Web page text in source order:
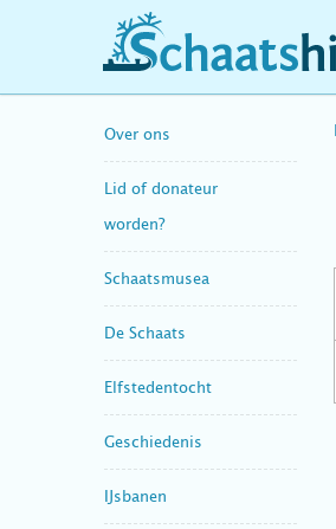
schaatshistorie.nl
Over ons
Lid of donateur
worden?
Schaatsmusea
De Schaats
Elfstedentocht
Geschiedenis
IJsbanen